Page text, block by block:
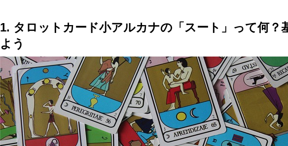
1. タロットカード小アルカナの「スート」って何？
よう